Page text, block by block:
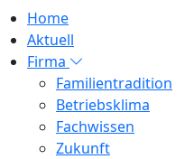
Home
Aktuell
Firma
Familientradition
Betriebsklima
Fachwissen
Zukunft